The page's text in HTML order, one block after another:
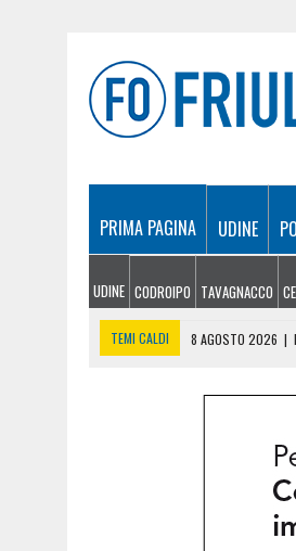
PRIMA PAGINA UDINE
UDINE CODROIPO TAVAGNACCO
TEMI CALDI 8 AGOSTO 2026 |
INCENDI TRA
IL VENTO